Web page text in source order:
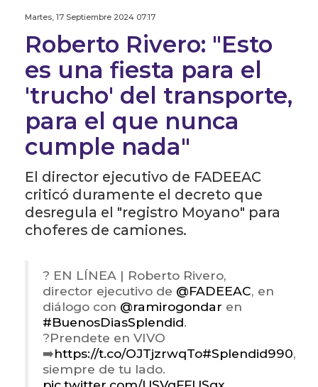
Martes, 17 Septiembre 2024 07:17
Roberto Rivero: "Esto
es una fiesta para el
'trucho' del transporte,
para el que nunca
cumple nada"
El director ejecutivo de FADEEAC
criticó duramente el decreto que
desregula el "registro Moyano" para
choferes de camiones.
? EN LÍNEA | Roberto Rivero,
director ejecutivo de @FADEEAC, en
diálogo con @ramirogondar en
#BuenosDiasSplendid.
?Prendete en VIVO
➡️https://t.co/OJTjzrwqTo#Splendid990,
siempre de tu lado.